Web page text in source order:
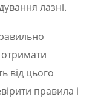
лазні.
від цього
правила і